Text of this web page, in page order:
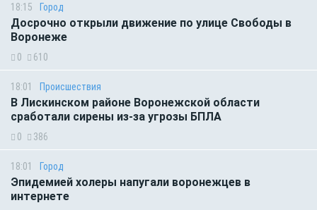
18:15 Город
Досрочно открыли движение по улице Свободы в
Воронеже
0 610
18:01 Происшествия
В Лискинском районе Воронежской области
сработали сирены из-за угрозы БПЛА
0 386
18:01 Город
Эпидемией холеры напугали воронежцев в
интернете